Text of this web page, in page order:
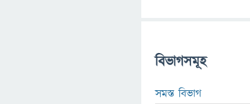
বিভাগসমূহ
সমস্ত বিভাগ